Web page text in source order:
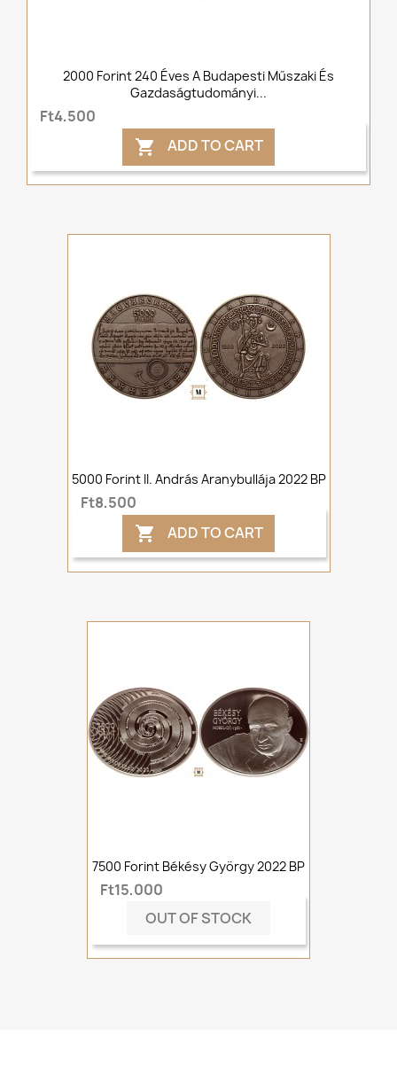
2000 Forint 240 Éves A Budapesti Műszaki És
Gazdaságtudományi...
Ft4,500
 ADD TO CART
5000 Forint II. András Aranybullája 2022 BP
Ft8,500
 ADD TO CART
7500 Forint Békésy György 2022 BP
Ft15,000
OUT OF STOCK